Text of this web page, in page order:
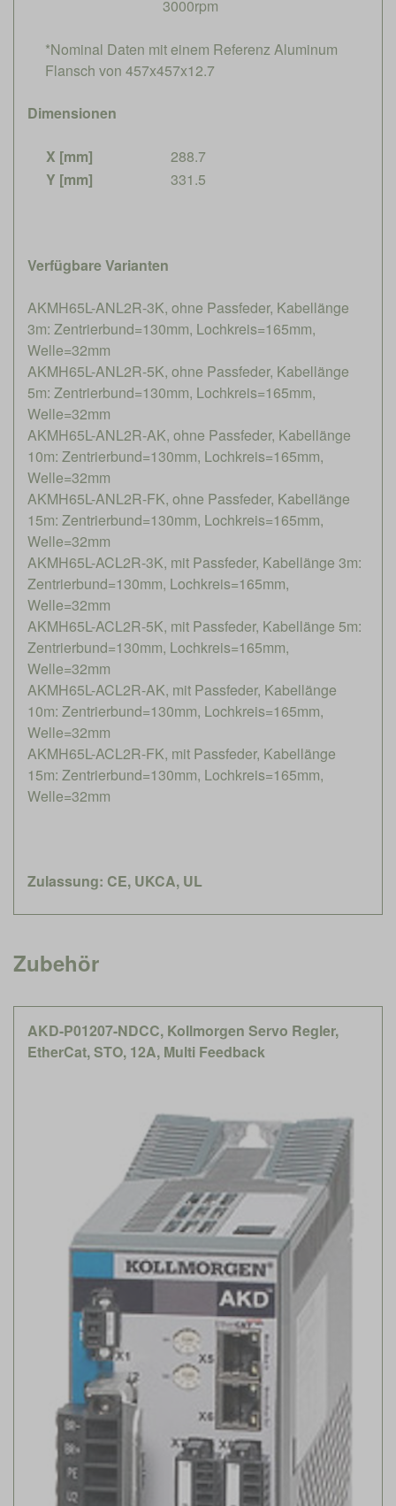
3000rpm
*Nominal Daten mit einem Referenz Aluminum
Flansch von 457x457x12.7
Dimensionen
X [mm]
288.7
Y [mm]
331.5
Verfügbare Varianten
AKMH65L-ANL2R-3K, ohne Passfeder, Kabellänge
3m: Zentrierbund=130mm, Lochkreis=165mm,
Welle=32mm
AKMH65L-ANL2R-5K, ohne Passfeder, Kabellänge
5m: Zentrierbund=130mm, Lochkreis=165mm,
Welle=32mm
AKMH65L-ANL2R-AK, ohne Passfeder, Kabellänge
10m: Zentrierbund=130mm, Lochkreis=165mm,
Welle=32mm
AKMH65L-ANL2R-FK, ohne Passfeder, Kabellänge
15m: Zentrierbund=130mm, Lochkreis=165mm,
Welle=32mm
AKMH65L-ACL2R-3K, mit Passfeder, Kabellänge 3m:
Zentrierbund=130mm, Lochkreis=165mm,
Welle=32mm
AKMH65L-ACL2R-5K, mit Passfeder, Kabellänge 5m:
Zentrierbund=130mm, Lochkreis=165mm,
Welle=32mm
AKMH65L-ACL2R-AK, mit Passfeder, Kabellänge
10m: Zentrierbund=130mm, Lochkreis=165mm,
Welle=32mm
AKMH65L-ACL2R-FK, mit Passfeder, Kabellänge
15m: Zentrierbund=130mm, Lochkreis=165mm,
Welle=32mm
Zulassung: CE, UKCA, UL
Zubehör
AKD-P01207-NDCC, Kollmorgen Servo Regler,
EtherCat, STO, 12A, Multi Feedback